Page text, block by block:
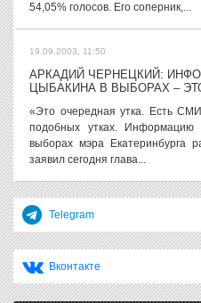
54,05% голосов. Его соперник,...
19.09.2003, 11:50
АРКАДИЙ ЧЕРНЕЦКИЙ:
ЦЫБАКИНА В ВЫБОРАХ –
«Это очередная утка. Есть
подобных утках.
выборах мэра Екатеринбурга
заявил сегодня глава...
Telegram
Вконтакте